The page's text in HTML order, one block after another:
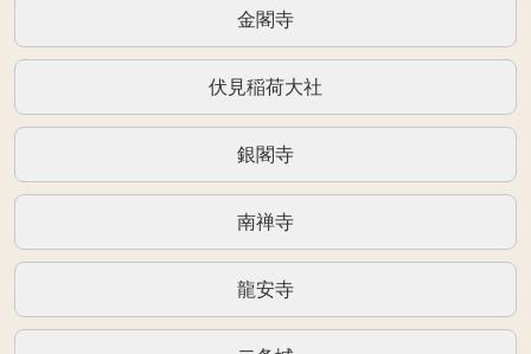
金閣寺
伏見稲荷大社
銀閣寺
南禅寺
龍安寺